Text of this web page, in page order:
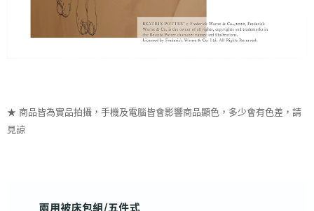
★ 商品皆為實品拍攝，手機及電腦皆會影響商品顯色，多少會有色差，請
見諒